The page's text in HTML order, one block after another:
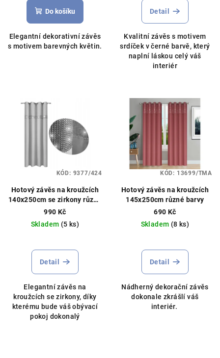
Do košíku
Elegantní dekorativní závěs
s motivem barevných květin.
Detail
Kvalitní závěs s motivem
srdíček v černé barvě, který
naplní láskou celý váš
interiér
Hotový závěs na kroužcích
140x250cm se zirkony různé
barvy
990 Kč
Skladem (5 ks)
Detail
Elegantní závěs na
kroužcích se zirkony, díky
kterému bude váš obývací
pokoj dokonalý
KÓD: 9377/424
Hotový závěs na kroužcích
145x250cm různé barvy
690 Kč
Skladem (8 ks)
Detail
Nádherný dekorační závěs
dokonale zkrášlí váš
interiér.
KÓD: 13699/TMA